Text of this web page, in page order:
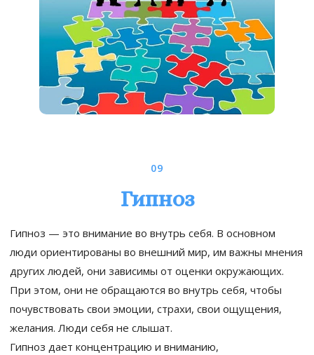
09
Гипноз
Гипноз — это внимание во внутрь себя. В основном
люди ориентированы во внешний мир, им важны мнения
других людей, они зависимы от оценки окружающих.
При этом, они не обращаются во внутрь себя, чтобы
почувствовать свои эмоции, страхи, свои ощущения,
желания. Люди себя не слышат.
Гипноз дает концентрацию и вниманию,